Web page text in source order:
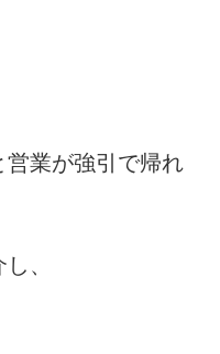
営業が強引で帰れ
、